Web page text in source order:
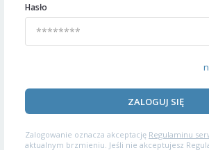
Hasło
ZALOGUJ SIĘ
Zalogowanie oznacza akceptację Regulaminu
aktualnym brzmieniu. Jeśli nie akceptujesz